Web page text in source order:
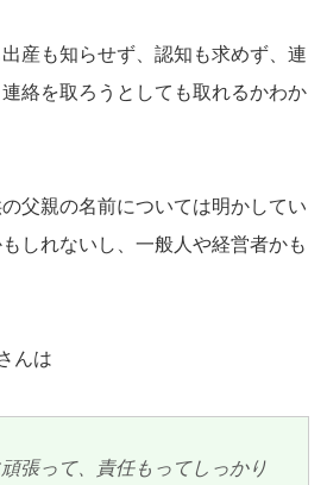
産も知らせず、認知も求めず、連
絡を取ろうとしても取れるかわか
父親の名前については明かしてい
しれないし、一般人や経営者かも
んは
頑張って、責任もってしっかり